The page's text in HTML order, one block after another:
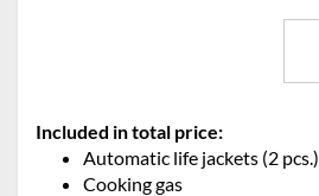
Included in total price:
Automatic life jackets (2 pcs.)
Cooking gas